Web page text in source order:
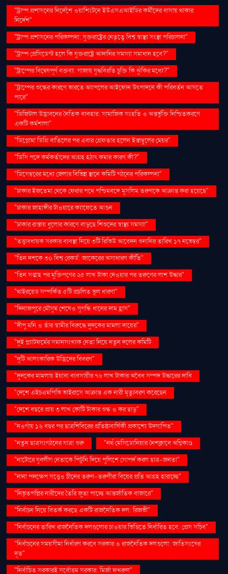
"ট্রাম্প প্রশাসনের নির্দেশে ওয়াশিংটনে ইউএসএআইডির কর্মীদের বাসায় থাকার
নির্দেশ"
"ট্রাম্প প্রশাসনের পরিকল্পনা: যুক্তরাষ্ট্রের নেতৃত্বে বিশ্ব স্বাস্থ্য সংস্থা পরিচালনা"
"ট্রাম্প প্রেসিডেন্ট হলে কি যুক্তরাষ্ট্রে আদানির সমস্যা সমাধান হবে?"
"ট্রাম্পের বিদ্বেষপূর্ণ বক্তব্য: গাজায় যুদ্ধবিরতি চুক্তি কি ঝুঁকির মধ্যে?"
"ট্রাম্পের শুল্কের কারণে ভারতে অ্যাপলের আইফোন উৎপাদনে কী পরিবর্তন আসতে
পারে"
"ডিজিটাল উদ্ভাবনের নৈতিক ব্যবহার: সামাজিক সংহতি ও অন্তর্ভুক্তি নিশ্চিতকরণে
একটি কর্মশালা"
"ডিপ্লোমা ডিগ্রি বাতিলের পর এবার গ্রেফতার হলেন ইস্তাম্বুলের মেয়র"
"ডিসি পদে কর্মকর্তাদের আগ্রহ হঠাৎ কমার কারণ কী?"
"ডিসেম্বরের মধ্যে জেলার বিভিন্ন স্থানে কমিটি গঠনের পরিকল্পনা"
"ঢাকার ইজতেমা থেকে ফেরার পথে পশ্চিমবঙ্গে মুসলিম তরুণকে আক্রান্ত করা হয়েছে"
"ঢাকার জাহাঙ্গীর টাওয়ারে ক্যাফেতে আগুন
"ঢাকার রাস্তায় ধুলোর কারণে বাড়ছে শিশুদের স্বাস্থ্য সমস্যা"
"তত্ত্বাবধায়ক সরকার ব্যবস্থা নিয়ে ৩টি রিভিউ আবেদন শুনানির তারিখ ১৭ নভেম্বর"
"তিন দশকে ৩০ বিশ্ব রেকর্ড: জাকেরের অসাধারণ কীর্তি"
"তিন সপ্তাহ পর মুক্তিপণের ২৫ লাখ টাকা দেওয়ার পর তরুণের লাশ উদ্ধার"
"থাইরয়েড সম্পর্কিত ৫টি প্রচলিত ভুল ধারণা"
"দিনাজপুরে মৌসুম শেষেও সুগন্ধি ধানের দাম হ্রাস"
"দীপু মনি ও তাঁর স্বামীর বিরুদ্ধে দুদকের মামলা দায়ের"
"দুই প্ল্যাটফর্মের সমানসংখ্যক নেতা নিয়ে নতুন দলের কমিটি
"দুটি আলংকারিক উদ্ভিদের বিবরণ"
"দুদকের মামলায় ইয়াবা ব্যবসায়ীর ৭৬ লাখ টাকার অবৈধ সম্পদ উদ্ধারের দাবি
"দেশে এইচএমপিভি ভাইরাসে আক্রান্ত এক নারী মৃত্যুবরণ করেছেন
"দেশে বছরে প্রায় ৩ লাখ কোটি টাকার শুল্ক ও কর ছাড়"
"নওগাঁয় ১৬ বছর পর ছাত্রশিবিরের প্রতিষ্ঠাবার্ষিকী প্রকাশ্যে উদযাপিত"
"নতুন ছাত্রসংগঠনের যাত্রা শুরু
"নর্থ মেসিডোনিয়ার নৈশক্লাবে অগ্নিকাণ্ড
"নাটোরে যুবলীগ নেতাকে পিটুনি দিয়ে পুলিশে সোপর্দ করল ছাত্র-জনতা"
"নানা পদক্ষেপ সত্ত্বেও চীনের তরুণ-তরুণীরা বিয়ের প্রতি আগ্রহ হারাচ্ছে"
"নিভৃতপল্লির নারীদের তৈরি জুতা পাচ্ছে আন্তর্জাতিক বাজারে"
"নির্বাচন নিয়ে বিতর্ক করছে একটি রাজনৈতিক দল: রিজভী"
"নির্বাচনের তারিখ রাজনৈতিক দলগুলোর চাওয়ার ভিত্তিতে নির্ধারিত হবে: প্রেস সচিব"
"নির্বাচনের সময়সীমা নির্ধারণ করবে সরকার ও রাজনৈতিক দলগুলো: জাতিসংঘের
দূত"
"নির্বাচিত সরকারই সর্বোত্তম সরকার: মির্জা ফখরুল"